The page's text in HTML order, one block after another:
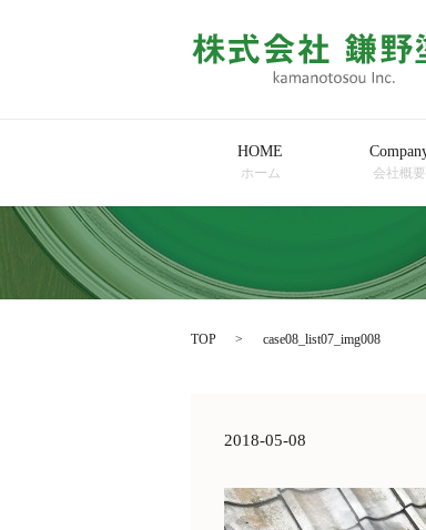
HOME
ホーム 会社概要
TOP case08_list07_img008
2018-05-08